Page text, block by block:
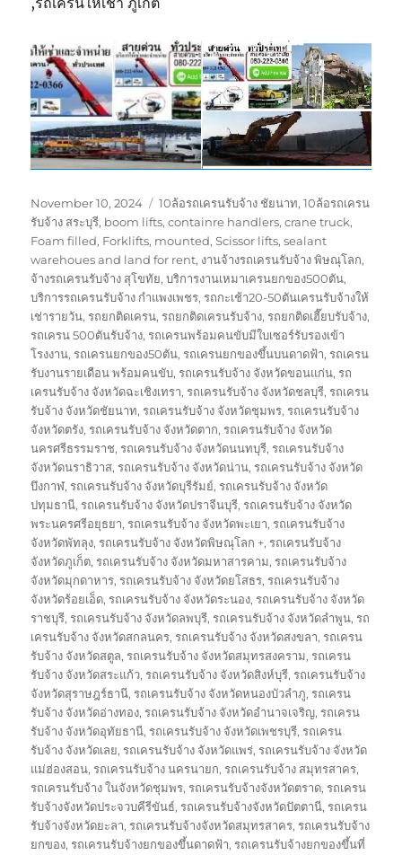
Posted
on
November 10, 2024 Tags
10ล้อรถเครนรับจ้าง ชัยนาท,10ล้อรถเครน
รับจ้าง สระบุรี, boom lifts,containre handlers,crane truck,
Foam filled, Forklifts, mounted,Scissor lifts,sealant
warehoues and land for rent, งานจ้างรถเครนรับจ้าง พิษณุโลก,
จ้างรถเครนรับจ้าง สุโขทัย,บริการงานเหมาเครนยกของ500ตัน,
บริการรถเครนรับจ้าง กำแพงเพชร,รถกะเช้า20-50ตันเครนรับจ้างให้
เช่ารายวัน,รถยกติดเครน,รถยกติดเครนรับจ้าง,รถยกติดเฮี๊ยบรับจ้าง,
รถเครน 500ตันรับจ้าง,รถเครนพร้อมคนขับมีใบเซอร์รับรองเข้า
โรงงาน,รถเครนยกของ50ตัน,รถเครนยกของขึ้นบนดาดฟ้า,รถเครน
รับงานรายเดือน พร้อมคนขับ,รถเครนรับจ้าง จังหวัดขอนแก่น,รถ
เครนรับจ้าง จังหวัดฉะเชิงเทรา,รถเครนรับจ้าง จังหวัดชลบุรี,รถเครน
รับจ้าง จังหวัดชัยนาท,รถเครนรับจ้าง จังหวัดชุมพร,รถเครนรับจ้าง
จังหวัดตรัง,รถเครนรับจ้าง จังหวัดตาก,รถเครนรับจ้าง จังหวัด
นครศรีธรรมราช,รถเครนรับจ้าง จังหวัดนนทบุรี,รถเครนรับจ้าง
จังหวัดนราธิวาส,รถเครนรับจ้าง จังหวัดน่าน,รถเครนรับจ้าง จังหวัด
บึงกาฬ,รถเครนรับจ้าง จังหวัดบุรีรัมย์,รถเครนรับจ้าง จังหวัด
ปทุมธานี,รถเครนรับจ้าง จังหวัดปราจีนบุรี,รถเครนรับจ้าง จังหวัด
พระนครศรีอยุธยา,รถเครนรับจ้าง จังหวัดพะเยา,รถเครนรับจ้าง
จังหวัดพัทลุง,รถเครนรับจ้าง จังหวัดพิษณุโลก +,รถเครนรับจ้าง
จังหวัดภูเก็ต,รถเครนรับจ้าง จังหวัดมหาสารคาม,รถเครนรับจ้าง
จังหวัดมุกดาหาร,รถเครนรับจ้าง จังหวัดยโสธร,รถเครนรับจ้าง
จังหวัดร้อยเอ็ด,รถเครนรับจ้าง จังหวัดระนอง,รถเครนรับจ้าง จังหวัด
ราชบุรี,รถเครนรับจ้าง จังหวัดลพบุรี,รถเครนรับจ้าง จังหวัดลำพูน,รถ
เครนรับจ้าง จังหวัดสกลนคร,รถเครนรับจ้าง จังหวัดสงขลา,รถเครน
รับจ้าง จังหวัดสตูล,รถเครนรับจ้าง จังหวัดสมุทรสงคราม,รถเครน
รับจ้าง จังหวัดสระแก้ว,รถเครนรับจ้าง จังหวัดสิงห์บุรี,รถเครนรับจ้าง
จังหวัดสุราษฎร์ธานี,รถเครนรับจ้าง จังหวัดหนองบัวลำภู,รถเครน
รับจ้าง จังหวัดอ่างทอง,รถเครนรับจ้าง จังหวัดอำนาจเจริญ,รถเครน
รับจ้าง จังหวัดอุทัยธานี,รถเครนรับจ้าง จังหวัดเพชรบุรี,รถเครน
รับจ้าง จังหวัดเลย,รถเครนรับจ้าง จังหวัดแพร่,รถเครนรับจ้าง จังหวัด
แม่ฮ่องสอน,รถเครนรับจ้าง นครนายก,รถเครนรับจ้าง สมุทรสาคร,
รถเครนรับจ้าง ในจังหวัดชุมพร,รถเครนรับจ้างจังหวัดตราด,รถเครน
รับจ้างจังหวัดประจวบคีรีขันธ์,รถเครนรับจ้างจังหวัดปัตตานี,รถเครน
รับจ้างจังหวัดยะลา,รถเครนรับจ้างจังหวัดสมุทรสาคร,รถเครนรับจ้าง
ยกของ,รถเครนรับจ้างยกของขึ้นดาดฟ้า,รถเครนรับจ้างยกของขึ้นที่